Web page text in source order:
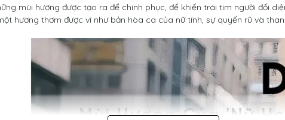
mùi hương được tạo ra để chinh phục, để khiến trái tim người đối
hương thơm được ví như bản hòa ca của nữ tính, sự quyến rũ và